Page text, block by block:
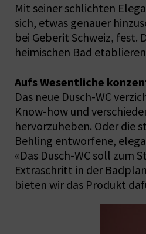
Mit seiner schlichten
sich, etwas genauer
bei Geberit Schweiz, fest.
heimischen Bad
Aufs Wesentliche
Das neue Dusch-WC
Know-how und
hervorzuheben. Oder die
Behling entworfene,
«Das Dusch-WC soll zum
Extraschritt in der
bieten wir das Produkt